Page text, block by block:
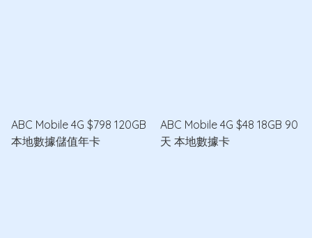
ABC Mobile 4G $798 120GB
本地數據儲值年卡
ABC Mobile 4G $48 18GB 90
天 本地數據卡